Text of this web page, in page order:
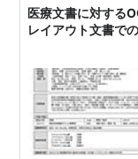
医療文書に対する
レイアウト文書で